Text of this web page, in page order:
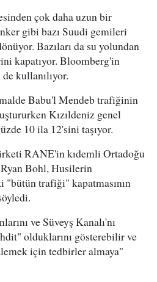
çok daha uzun bir
gibi bazı Suudi gemileri
Bazıları da su yolundan
kapatıyor. Bloomberg'in
kullanılıyor.
Babu'l Mendeb trafiğinin
Kızıldeniz genel
10 ila 12'sini taşıyor.
RANE'in kıdemli Ortadoğu
Bohl, Husilerin
"bütün trafiği" kapatmasının
ve Süveyş Kanalı'nı
olduklarını gösterebilir ve
için tedbirler almaya"